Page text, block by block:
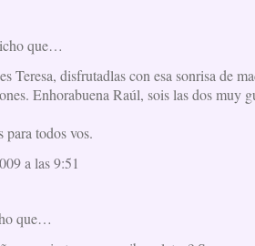
que…
Teresa, disfrutadlas con esa sonrisa de
Enhorabuena Raúl, sois las dos muy
para todos vos.
a las 9:51
que…